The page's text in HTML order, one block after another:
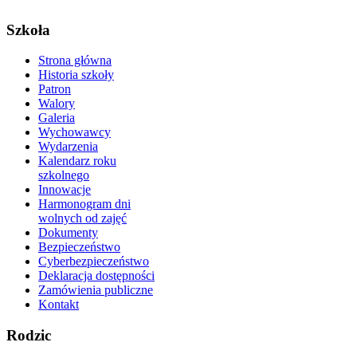
Szkoła
Strona główna
Historia szkoły
Patron
Walory
Galeria
Wychowawcy
Wydarzenia
Kalendarz roku
szkolnego
Innowacje
Harmonogram dni
wolnych od zajęć
Dokumenty
Bezpieczeństwo
Cyberbezpieczeństwo
Deklaracja dostępności
Zamówienia publiczne
Kontakt
Rodzic